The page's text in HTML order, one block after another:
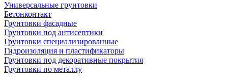
Универсальные грунтовки
Бетонконтакт
Грунтовки фасадные
Грунтовки под антисептики
Грунтовки специализированные
Гидроизоляция и пластификаторы
Грунтовки под декоративные покрытия
Грунтовки по металлу